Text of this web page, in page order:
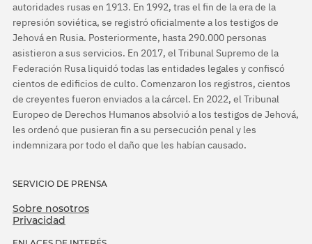
autoridades rusas en 1913. En 1992, tras el fin de la era de la
represión soviética, se registró oficialmente a los testigos de
Jehová en Rusia. Posteriormente, hasta 290.000 personas
asistieron a sus servicios. En 2017, el Tribunal Supremo de la
Federación Rusa liquidó todas las entidades legales y confiscó
cientos de edificios de culto. Comenzaron los registros, cientos
de creyentes fueron enviados a la cárcel. En 2022, el Tribunal
Europeo de Derechos Humanos absolvió a los testigos de Jehová,
les ordenó que pusieran fin a su persecución penal y les
indemnizara por todo el daño que les habían causado.
SERVICIO DE PRENSA
Sobre nosotros
Privacidad